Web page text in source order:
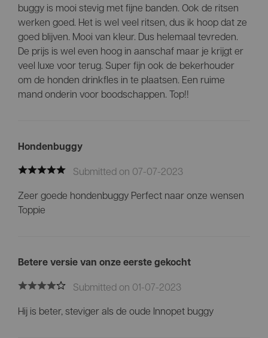
buggy is mooi stevig met fijne banden. Ook de ritsen
werken goed. Het is wel veel ritsen, dus ik hoop dat ze
goed blijven. Mooi van kleur. Dus helemaal tevreden.
De prijs is wel even hoog in aanschaf maar je krijgt er
veel luxe voor terug. Super fijn ook de bekerhouder
om de honden drinkfles in te plaatsen. Een ruime
mand onderin voor boodschappen. Top!!
Hondenbuggy
Submitted on 07-07-2023
Zeer goede hondenbuggy Perfect naar onze wensen
Toppie
Betere versie van onze eerste gekocht
Submitted on 01-07-2023
Hij is beter, steviger als de oude Innopet buggy